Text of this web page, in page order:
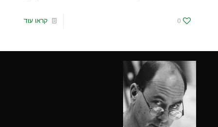
0 קראו עוד